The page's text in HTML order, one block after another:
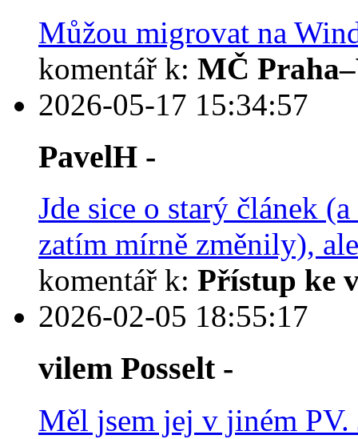
Můžou migrovat na
komentář k: MČ
2026-05-17 15:34:57
PavelH -
Jde sice o starý článek
zatím mírně změnily),
komentář k: Přístup ke
2026-02-05 18:55:17
vilem Posselt -
Měl jsem jej v jiném PV.